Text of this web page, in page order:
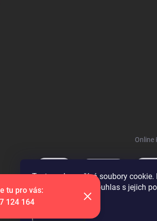
Tento web používá soubory
webu vyjadřujete souhlas s jejich
tu pro vás:
124 164
Online
Upravit nastavení cookies